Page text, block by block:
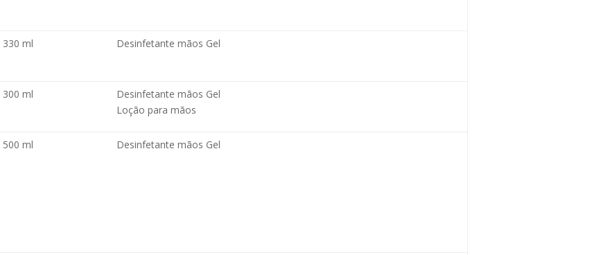
330 ml Desinfetante mãos Gel
300 ml
Desinfetante mãos Gel
Loção para mãos
500 ml Desinfetante mãos Gel